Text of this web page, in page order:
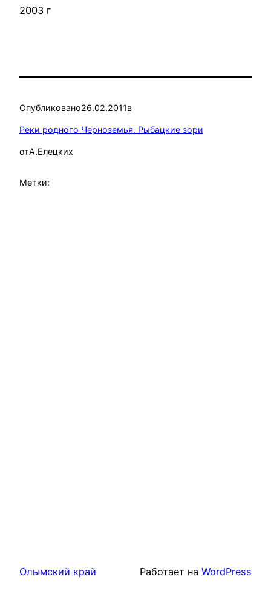
2003 г
Опубликовано26.02.2011в
Реки родного Черноземья. Рыбацкие зори
отА.Елецких
Метки:
Олымский край Работает на WordPress